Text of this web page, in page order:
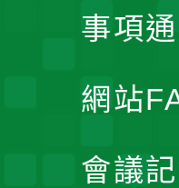
事項
網站
會議